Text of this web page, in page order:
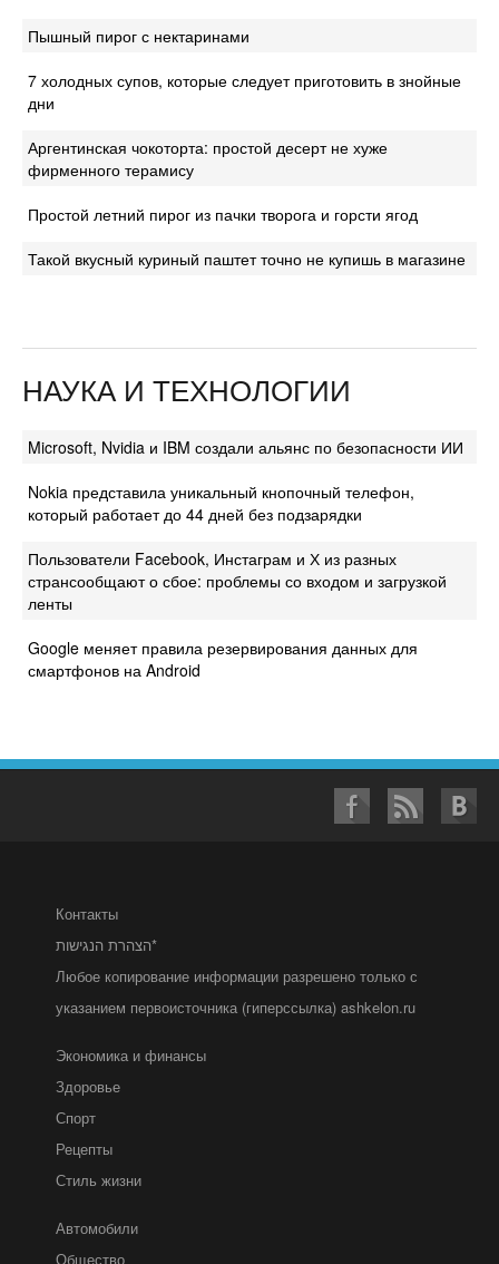
Пышный пирог с нектаринами
7 холодных супов, которые следует приготовить в знойные
дни
Аргентинская чокоторта: простой десерт не хуже
фирменного терамису
Простой летний пирог из пачки творога и горсти ягод
Такой вкусный куриный паштет точно не купишь в магазине
НАУКА И ТЕХНОЛОГИИ
Microsoft, Nvidia и IBM создали альянс по безопасности ИИ
Nokia представила уникальный кнопочный телефон,
который работает до 44 дней без подзарядки
Пользователи Facebook, Инстаграм и Х из разных
странсообщают о сбое: проблемы со входом и загрузкой
ленты
Google меняет правила резервирования данных для
смартфонов на Android
Контакты
הצהרת הנגישות*
Любое копирование информации разрешено только с
указанием первоисточника (гиперссылка) ashkelon.ru
Экономика и финансы
Здоровье
Спорт
Рецепты
Стиль жизни
Автомобили
Общество